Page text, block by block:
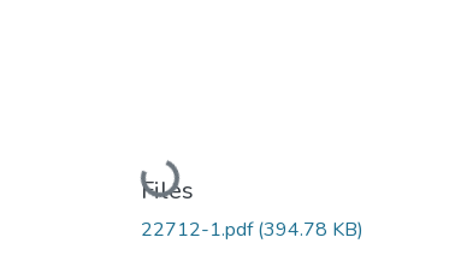
Loading...
Files
22712-1.pdf(394.78 KB)